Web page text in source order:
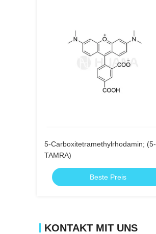
5-Carboxitetramethylrhodamin; (5-
TAMRA)
Beste Preis
KONTAKT MIT UNS